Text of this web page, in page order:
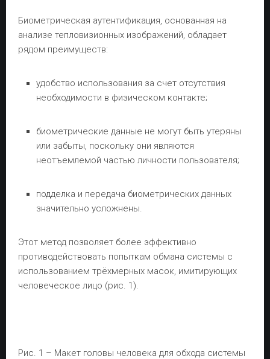
Биометрическая аутентификация, основанная на
анализе тепловизионных изображений, обладает
рядом преимуществ:
удобство использования за счет отсутствия
необходимости в физическом контакте;
биометрические данные не могут быть утеряны
или забыты, поскольку они являются
неотъемлемой частью личности пользователя;
подделка и передача биометрических данных
значительно усложнены.
Этот метод позволяет более эффективно
противодействовать попыткам обмана системы с
использованием трёхмерных масок, имитирующих
человеческое лицо (рис. 1).
Рис. 1 – Макет головы человека для обхода системы